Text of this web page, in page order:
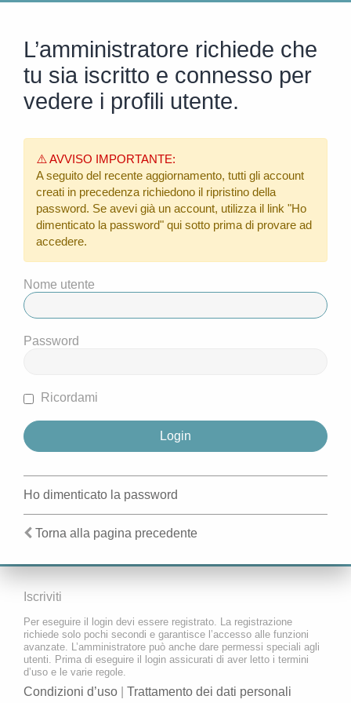
L’amministratore richiede che
tu sia iscritto e connesso per
vedere i profili utente.
⚠️ AVVISO IMPORTANTE:
A seguito del recente aggiornamento, tutti gli account
creati in precedenza richiedono il ripristino della
password. Se avevi già un account, utilizza il link "Ho
dimenticato la password" qui sotto prima di provare ad
accedere.
Nome utente
Password
Ricordami
Ho dimenticato la password
Torna alla pagina precedente
Iscriviti
Per eseguire il login devi essere registrato. La registrazione
richiede solo pochi secondi e garantisce l’accesso alle funzioni
avanzate. L’amministratore può anche dare permessi speciali agli
utenti. Prima di eseguire il login assicurati di aver letto i termini
d’uso e le varie regole.
Condizioni d’uso Trattamento dei dati personali